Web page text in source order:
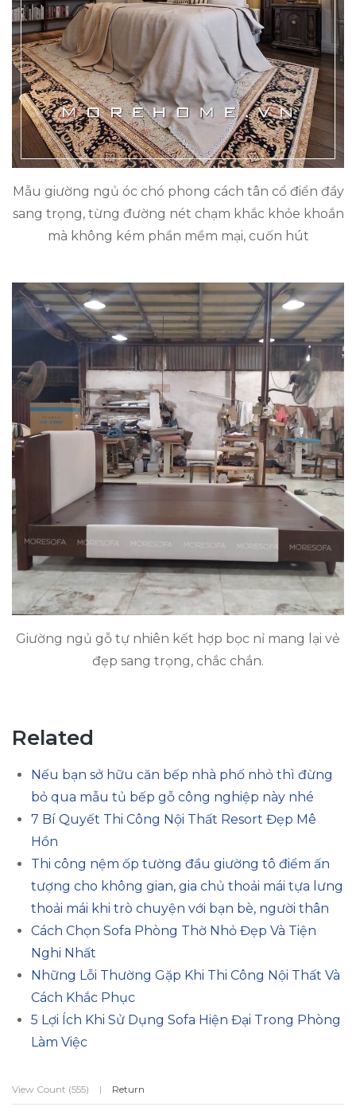
Mẫu giường ngủ óc chó phong cách tân cổ điển đầy
sang trọng, từng đường nét chạm khắc khỏe khoắn
mà không kém phần mềm mại, cuốn hút
Giường ngủ gỗ tự nhiên kết hợp bọc nỉ mang lại vẻ
đẹp sang trọng, chắc chắn.
Related
Nếu bạn sở hữu căn bếp nhà phố nhỏ thì đừng
bỏ qua mẫu tủ bếp gỗ công nghiệp này nhé
7 Bí Quyết Thi Công Nội Thất Resort Đẹp Mê
Hồn
Thi công nệm ốp tường đầu giường tô điểm ấn
tượng cho không gian, gia chủ thoải mái tựa lưng
thoải mái khi trò chuyện với bạn bè, người thân
Cách Chọn Sofa Phòng Thờ Nhỏ Đẹp Và Tiện
Nghi Nhất
Những Lỗi Thường Gặp Khi Thi Công Nội Thất Và
Cách Khắc Phục
5 Lợi Ích Khi Sử Dụng Sofa Hiện Đại Trong Phòng
Làm Việc
View Count (555) | Return